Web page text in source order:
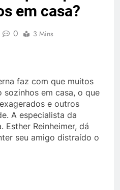
em casa?
0 3 Mins
faz com que muitos
em casa, o que
e outros
A especialista da
Esther Reinheimer, dá
seu amigo distraído o